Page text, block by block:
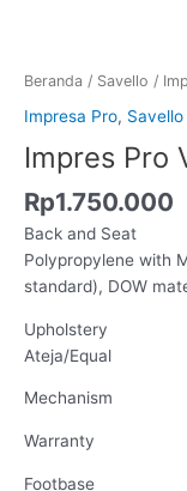
Beranda / Savello /
Impresa Pro, Savello
Impres Pro
Rp1.750.000
Back and Seat
Polypropylene with
standard), DOW
Upholstery
Ateja/Equal
Mechanism
Warranty
Footbase